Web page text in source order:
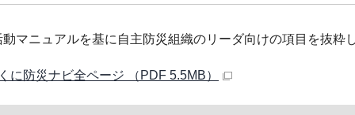
マニュアルを基に自主防災組織のリーダ向けの項目を抜粋
に防災ナビ全ページ （PDF 5.5MB）